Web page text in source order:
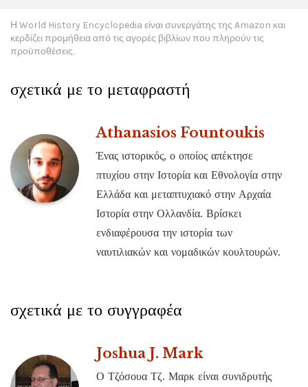
Η World History Encyclopedia είναι συνεργάτης της Amazon και
κερδίζει προμήθεια από τις αγορές βιβλίων που πληρούν τις
προϋποθέσεις.
σχετικά με το μεταφραστή
Athanasios Fountoukis
Ένας ιστορικός, ο οποίος απέκτησε
πτυχίου στην Ιστορία και Εθνολογία στην
Ελλάδα και μεταπτυχιακό στην Αρχαία
Ιστορία στην Ολλανδία. Βρίσκει
ενδιαφέρουσα την ιστορία των
ναυτιλιακών και νομαδικών κουλτουρών.
σχετικά με το συγγραφέα
Joshua J. Mark
Ο Τζόσουα Τζ. Μαρκ είναι συνιδρυτής